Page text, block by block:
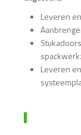
Leveren
Leveren